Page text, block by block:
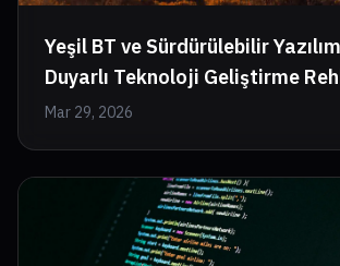
Yeşil BT ve Sürdürülebilir
Duyarlı Teknoloji Geliştirme
Mar 29, 2026